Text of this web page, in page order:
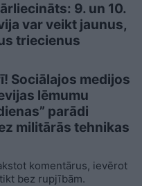
9. un 10.
var veikt jaunus,
triecienus
Sociālajos medijos
lēmumu
parādi
militārās tehnikas
komentārus, ievērot
bez rupjībām.